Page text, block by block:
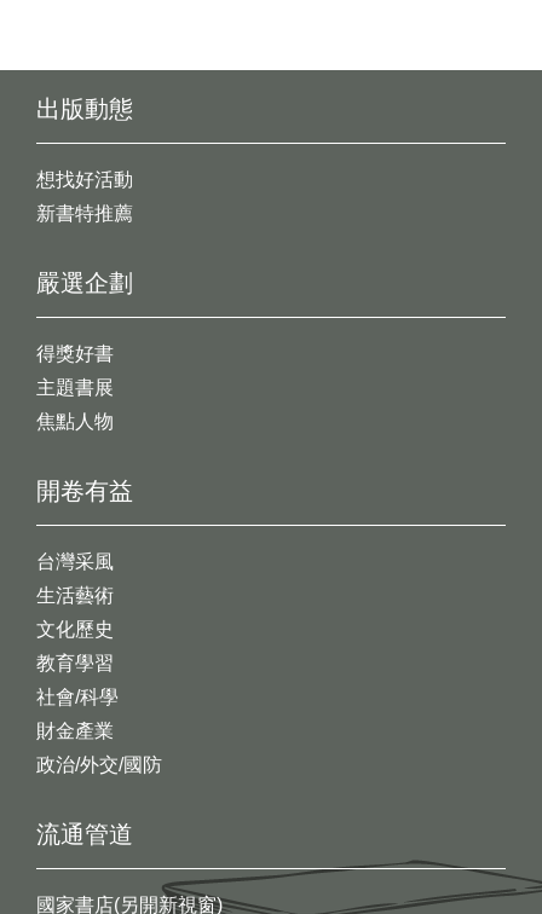
出版動態
想找好活動
新書特推薦
開卷有益
台灣采風
生活藝術
文化歷史
教育學習
社會/科學
財金產業
政治/外交/國防
嚴選企劃
得獎好書
主題書展
焦點人物
流通管道
國家書店(另開新視窗)